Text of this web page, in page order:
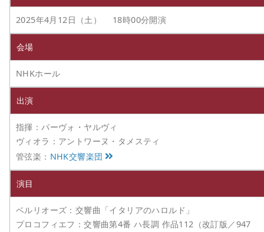
2025年4月12日（土） 18時00分開演
会場
NHKホール
出演
指揮：パーヴォ・ヤルヴィ
ヴィオラ：アントワーヌ・タメスティ
管弦楽： NHK交響楽団
演目
ベルリオーズ：交響曲「イタリアのハロルド」
プロコフィエフ：交響曲第4番 ハ長調 作品112（改訂版／947